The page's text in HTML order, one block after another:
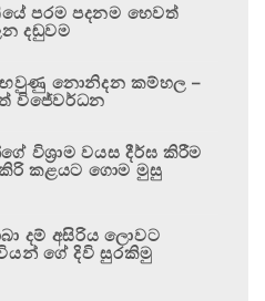
පරම පදනම හෙවත්
දඬුවම
නොනිදන කම්හල –
විජේවර්ධන
විශ්‍රාම වයස දීර්ඝ කිරීම
කිරි කළයට ගොම මුසු
දම් අසිරිය ලොවට
ගේ දිවි සුරකිමු